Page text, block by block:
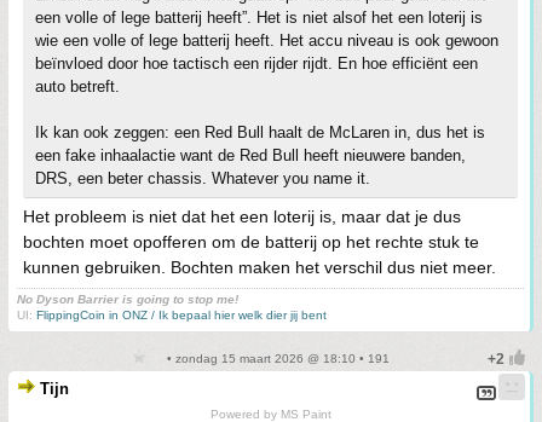
een volle of lege batterij heeft”. Het is niet alsof het een loterij is
wie een volle of lege batterij heeft. Het accu niveau is ook gewoon
beïnvloed door hoe tactisch een rijder rijdt. En hoe efficiënt een
auto betreft.
Ik kan ook zeggen: een Red Bull haalt de McLaren in, dus het is
een fake inhaalactie want de Red Bull heeft nieuwere banden,
DRS, een beter chassis. Whatever you name it.
Het probleem is niet dat het een loterij is, maar dat je dus
bochten moet opofferen om de batterij op het rechte stuk te
kunnen gebruiken. Bochten maken het verschil dus niet meer.
No Dyson Barrier is going to stop me!
UI: FlippingCoin in ONZ / Ik bepaal hier welk dier jij bent
• zondag 15 maart 2026 @ 18:10 • 191
Tijn
Powered by MS Paint